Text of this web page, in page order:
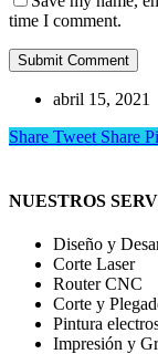
time I comment.
abril 15, 2021
Share Tweet Share
NUESTROS
Diseño y
Corte Laser
Router CNC
Corte y
Pintura
Impresión y